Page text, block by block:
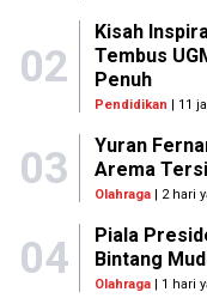
02
Kisah
Tembus
Penuh
Pendidikan | 11
03
Yuran
Arema
Olahraga| 2 hari
04
Piala
Bintang
Olahraga| 1 hari